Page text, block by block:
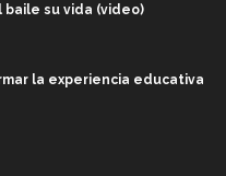
baile su vida (video)
la experiencia educativa